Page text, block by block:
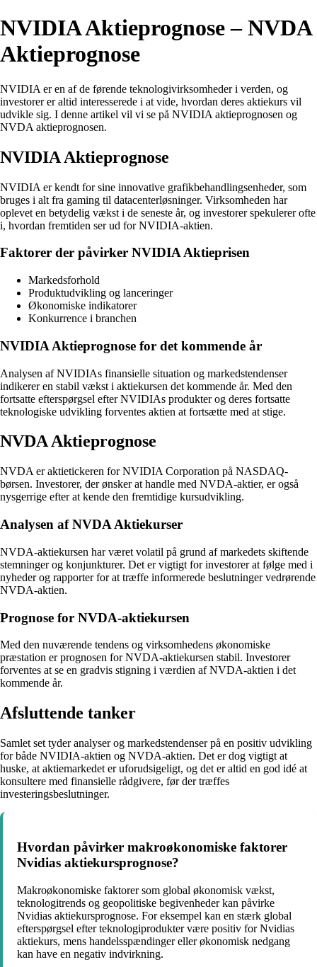
NVIDIA Aktieprognose – NVDA
Aktieprognose
NVIDIA er en af de førende teknologivirksomheder i verden, og
investorer er altid interesserede i at vide, hvordan deres aktiekurs vil
udvikle sig. I denne artikel vil vi se på NVIDIA aktieprognosen og
NVDA aktieprognosen.
NVIDIA Aktieprognose
NVIDIA er kendt for sine innovative grafikbehandlingsenheder, som
bruges i alt fra gaming til datacenterløsninger. Virksomheden har
oplevet en betydelig vækst i de seneste år, og investorer spekulerer ofte
i, hvordan fremtiden ser ud for NVIDIA-aktien.
Faktorer der påvirker NVIDIA Aktieprisen
Markedsforhold
Produktudvikling og lanceringer
Økonomiske indikatorer
Konkurrence i branchen
NVIDIA Aktieprognose for det kommende år
Analysen af NVIDIAs finansielle situation og markedstendenser
indikerer en stabil vækst i aktiekursen det kommende år. Med den
fortsatte efterspørgsel efter NVIDIAs produkter og deres fortsatte
teknologiske udvikling forventes aktien at fortsætte med at stige.
NVDA Aktieprognose
NVDA er aktietickeren for NVIDIA Corporation på NASDAQ-
børsen. Investorer, der ønsker at handle med NVDA-aktier, er også
nysgerrige efter at kende den fremtidige kursudvikling.
Analysen af NVDA Aktiekurser
NVDA-aktiekursen har været volatil på grund af markedets skiftende
stemninger og konjunkturer. Det er vigtigt for investorer at følge med i
nyheder og rapporter for at træffe informerede beslutninger vedrørende
NVDA-aktien.
Prognose for NVDA-aktiekursen
Med den nuværende tendens og virksomhedens økonomiske
præstation er prognosen for NVDA-aktiekursen stabil. Investorer
forventes at se en gradvis stigning i værdien af NVDA-aktien i det
kommende år.
Afsluttende tanker
Samlet set tyder analyser og markedstendenser på en positiv udvikling
for både NVIDIA-aktien og NVDA-aktien. Det er dog vigtigt at
huske, at aktiemarkedet er uforudsigeligt, og det er altid en god idé at
konsultere med finansielle rådgivere, før der træffes
investeringsbeslutninger.
Hvordan påvirker makroøkonomiske faktorer
Nvidias aktiekursprognose?
Makroøkonomiske faktorer som global økonomisk vækst,
teknologitrends og geopolitiske begivenheder kan påvirke
Nvidias aktiekursprognose. For eksempel kan en stærk global
efterspørgsel efter teknologiprodukter være positiv for Nvidias
aktiekurs, mens handelsspændinger eller økonomisk nedgang
kan have en negativ indvirkning.